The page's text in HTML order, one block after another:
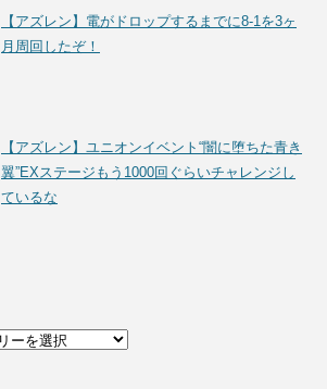
【アズレン】電がドロップするまでに8-1を3ヶ
月周回したぞ！
【アズレン】ユニオンイベント“闇に堕ちた青き
翼”EXステージもう1000回ぐらいチャレンジし
ているな